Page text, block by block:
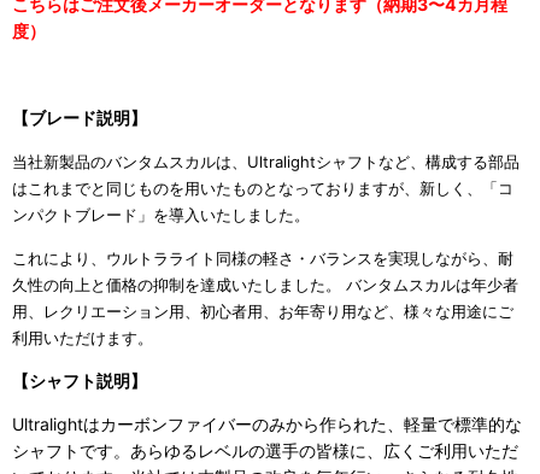
こちらはご注文後メーカーオーダーとなります（納期3〜4カ月程
度）
【ブレード説明】
当社新製品のバンタムスカルは、Ultralightシャフトなど、構成する部品
はこれまでと同じものを用いたものとなっておりますが、新しく、「コ
ンパクトブレード」を導入いたしました。
これにより、ウルトラライト同様の軽さ・バランスを実現しながら、耐
久性の向上と価格の抑制を達成いたしました。 バンタムスカルは年少者
用、レクリエーション用、初心者用、お年寄り用など、様々な用途にご
利用いただけます。
【シャフト説明】
Ultralightはカーボンファイバーのみから作られた、軽量で標準的な
シャフトです。あらゆるレベルの選手の皆様に、広くご利用いただ